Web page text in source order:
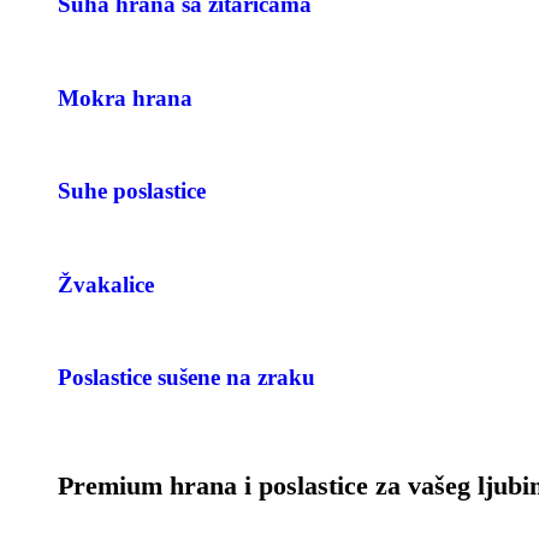
Mokra hrana
Suhe poslastice
Žvakalice
Poslastice sušene na zraku
Premium hrana i poslastice za vašeg